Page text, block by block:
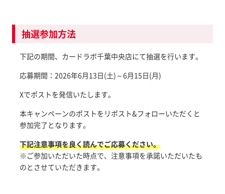
抽選参加方法
下記の期間、カードラボ千葉中央店にて抽選を行います。
応募期間：2026年6月13日(土)～6月15日(月)
Xでポストを発信いたします。
本キャンペーンのポストをリポスト&フォローいただくと
参加完了となります。
下記注意事項を良く読んでご応募ください。
※ご参加いただいた時点で、注意事項を承諾いただいたも
のとさせていただきます。